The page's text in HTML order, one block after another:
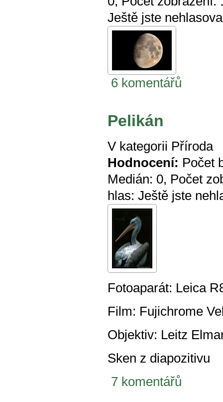
Ještě jste
6 komentářů
Pelikán
V kategorii Příroda
Hodnocení: Počet
Medián: 0, Počet
hlas: Ještě jste
Fotoaparát: Leica
Film: Fujichrome
Objektiv: Leitz
Sken z diapozitivu
7 komentářů